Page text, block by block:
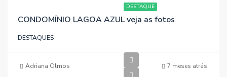
DESTAQUE
CONDOMÍNIO LAGOA AZUL veja as fotos
DESTAQUES
Adriana Olmos 7 meses atrás